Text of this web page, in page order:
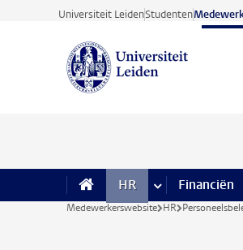
Ga direct naar de inhoud
Universiteit LeidenStudenten
HR meer HR pagina’s
Financiën
Medewerkerswebsite HR